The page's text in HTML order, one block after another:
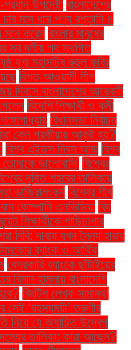
উপদেষ্টা বাংলাদেশের
মাস ধরে পণ্য রপ্তানি ৪
মনে করেন বাংলার মানুষের
সব দলীয় পদ স্থগিত
যুগ্ম মহাসচিব রুহুল কবির
বিগত আওয়ামী লীগ
দিবসে বাংলাদেশের আরেকটি
বিদেশি শিক্ষার্থী ও কর্মী
বিধানসভা নির্বাচন
কেন পরকীয়ায় আকৃষ্ট হয়?
বিশ্ব এইডস দিবস আজ বিশ্ব
ভালোবাসি' বিশ্বের
দূষিত শহরের তালিকায়
ভাজিরালংকর্ন বিশ্বের শীর্ষ
কোম্পানি এনভিডিয়া বিষ
শিক্ষার্থীকে গাড়িচাপার
বিবি: দাবায় যখন সৈন্য হারায়
ব্যাংক ও আর্থিক
বেসরকারি ব্যাংকে ছাঁটাইয়ের
বিমান হামলায় বাংলাদেশি
ব্রিটিশ লেখক সামান্থা
সেই ‘রহস্যময়ী’ তরুণীর
নিয়ে যে অযাচিত উদ্বেগ
তালিকা: কারা আছেন?